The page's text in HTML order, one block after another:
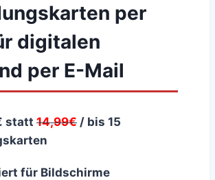
per
digitalen
per E-Mail
statt 14,99€ / bis 15
für Bildschirme